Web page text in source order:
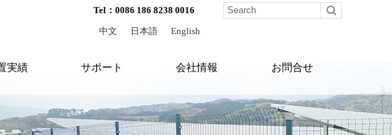
Tel：0086 186 8238 0016
中文
日本語 English
実績 サポート 会社情報 お問合せ